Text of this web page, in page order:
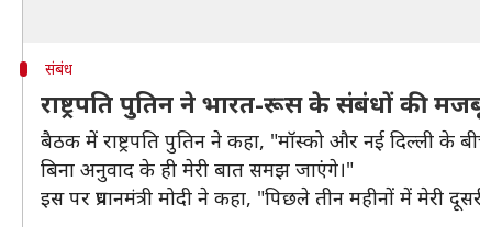
संबंध
राष्ट्रपति पुतिन ने भारत-रूस के संबंधों की
बैठक में राष्ट्रपति पुतिन ने कहा, "मॉस्को और नई दिल्ली
बिना अनुवाद के ही मेरी बात समझ जाएंगे।"
इस पर प्रधानमंत्री मोदी ने कहा, "पिछले तीन महीनों में मेरी